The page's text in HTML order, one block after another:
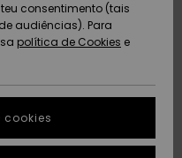
consentimento (tais
audiências). Para
política de Cookies e
cookies